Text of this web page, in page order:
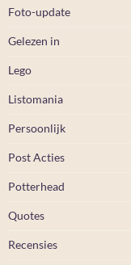
Foto-update
Gelezen in
Lego
Listomania
Persoonlijk
Post Acties
Potterhead
Quotes
Recensies